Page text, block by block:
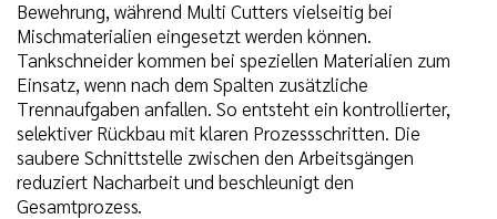
Bewehrung, während Multi Cutters vielseitig bei
Mischmaterialien eingesetzt werden können.
Tankschneider kommen bei speziellen Materialien zum
Einsatz, wenn nach dem Spalten zusätzliche
Trennaufgaben anfallen. So entsteht ein kontrollierter,
selektiver Rückbau mit klaren Prozessschritten. Die
saubere Schnittstelle zwischen den Arbeitsgängen
reduziert Nacharbeit und beschleunigt den
Gesamtprozess.